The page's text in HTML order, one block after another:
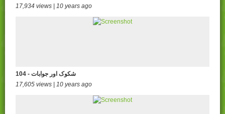
17,934 views | 10 years ago
104 - شکوک اور جوابات
17,605 views | 10 years ago